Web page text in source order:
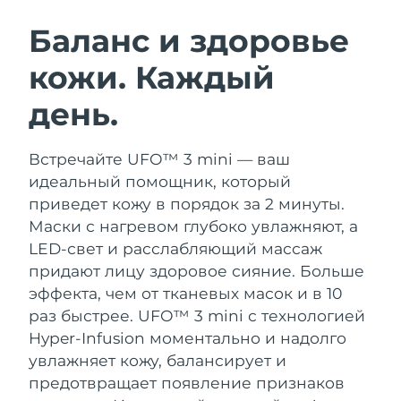
Баланс и здоровье
кожи. Каждый
день.
Встречайте UFO™ 3 mini — ваш
идеальный помощник, который
приведет кожу в порядок за 2 минуты.
Маски с нагревом глубоко увлажняют, а
LED-свет и расслабляющий массаж
придают лицу здоровое сияние. Больше
эффекта, чем от тканевых масок и в 10
раз быстрее. UFO™ 3 mini с технологией
Hyper-Infusion моментально и надолго
увлажняет кожу, балансирует и
предотвращает появление признаков
Очищение кожи
Anti-aging massage
LUNA™ 4 Plus
Massage, LED heating
LUNA™ 4 Men
For men, anti-aging massage
Microcurrent toning
BEAR™ 2 go
Microcurrent toning on-the-go
BEAR™ 2 eyes & lips
Microcurrent line smoothing device
Увлажнение
UFO™ 3 набор
Deep facial hydration
UFO™ 3 LED
Near-infrared and red light therapy
device
Забота о полости рта
issa™ 4
Hybrid silicone sonic toothbrush
issa™ 4 plus
Smart hybrid silicone sonic toothbrush
FAQ™ АНТИВОЗРАСТНОЙ УХОД
Омоложение LED-процедуры
NEW
Австралия
Ожидаемая дата доставки
Австрия
Бахрейн
Ожидаемая дата доставки
Бельгия
Ожидаемая дата доставки
Бермудские о-ва
Ожидаемая дата доставки
8/16/26
Босния и
Герцеговина
Ожидаемая дата доставки